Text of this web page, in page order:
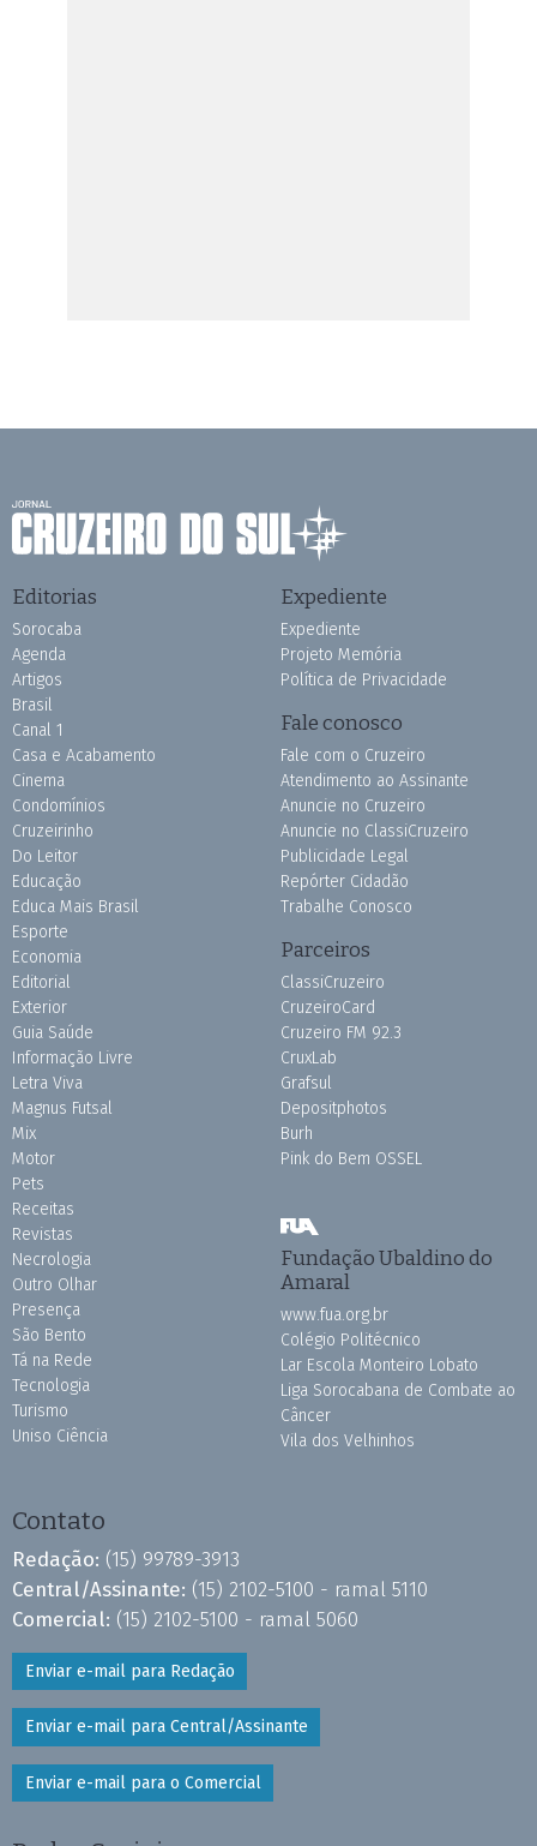
Editorias
Sorocaba
Agenda
Artigos
Brasil
Canal 1
Casa e Acabamento
Cinema
Condomínios
Cruzeirinho
Do Leitor
Educação
Educa Mais Brasil
Esporte
Economia
Editorial
Exterior
Guia Saúde
Informação Livre
Letra Viva
Magnus Futsal
Mix
Motor
Pets
Receitas
Revistas
Necrologia
Outro Olhar
Presença
São Bento
Tá na Rede
Tecnologia
Turismo
Uniso Ciência
Expediente
Expediente
Projeto Memória
Política de Privacidade
Fale conosco
Fale com o Cruzeiro
Atendimento ao Assinante
Anuncie no Cruzeiro
Anuncie no ClassiCruzeiro
Publicidade Legal
Repórter Cidadão
Trabalhe Conosco
Parceiros
ClassiCruzeiro
CruzeiroCard
Cruzeiro FM 92.3
CruxLab
Grafsul
Depositphotos
Burh
Pink do Bem OSSEL
Fundação Ubaldino do
Amaral
www.fua.org.br
Colégio Politécnico
Lar Escola Monteiro Lobato
Liga Sorocabana de Combate ao
Câncer
Vila dos Velhinhos
Contato
Redação: (15) 99789-3913
Central/Assinante: (15) 2102-5100 - ramal 5110
Comercial: (15) 2102-5100 - ramal 5060
Enviar e-mail para Redação
Enviar e-mail para Central/Assinante
Enviar e-mail para o Comercial